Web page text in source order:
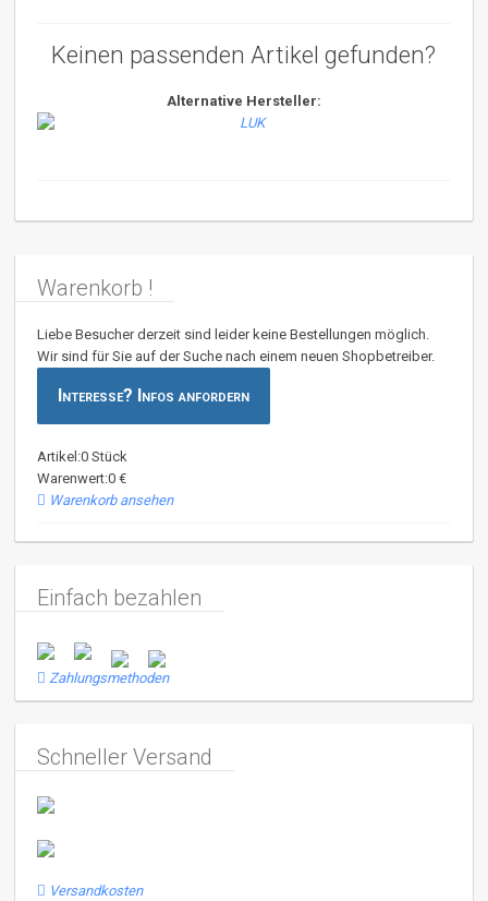
Keinen passenden Artikel gefunden?
Alternative Hersteller:
Warenkorb !
Liebe Besucher derzeit sind leider keine Bestellungen möglich.
Wir sind für Sie auf der Suche nach einem neuen Shopbetreiber.
Interesse? Infos anfordern
Artikel:0 Stück
Warenwert:0 €
Warenkorb ansehen
Einfach bezahlen
Zahlungsmethoden
Schneller Versand
Versandkosten